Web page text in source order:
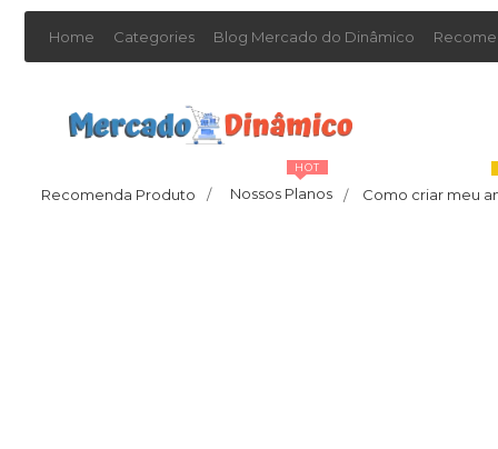
Home Categories Blog Mercado do Dinâmico
Recomenda Produto / Nossos Planos /
HOT
Como criar meu